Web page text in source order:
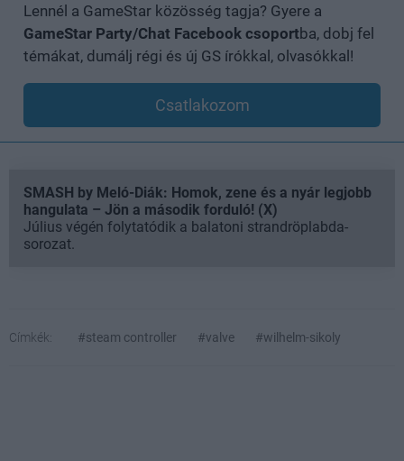
Lennél a GameStar közösség tagja? Gyere a
GameStar Party/Chat Facebook csoportba, dobj fel
témákat, dumálj régi és új GS írókkal, olvasókkal!
Csatlakozom
SMASH by Meló-Diák: Homok, zene és a nyár legjobb
hangulata – Jön a második forduló! (X)
Július végén folytatódik a balatoni strandröplabda-
sorozat.
Címkék: #steam controller #valve #wilhelm-sikoly